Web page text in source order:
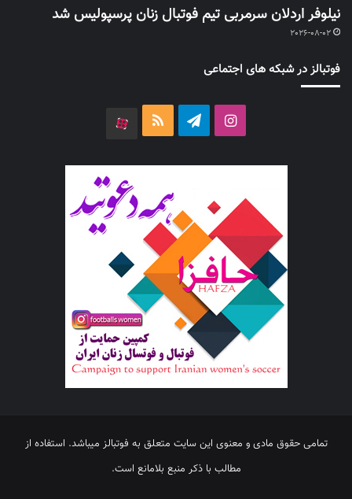
نیلوفر اردلان سرمربی تیم فوتبال زنان پرسپولیس شد
2026-08-02
فوتبالز در شبکه های اجتماعی
اینستاگرامتلگرام خوراک
تمامی حقوق مادی و معنوی این سایت متعلق به فوتبالز میباشد. استفاده از
مطالب با ذکر منبع بلامانع است.